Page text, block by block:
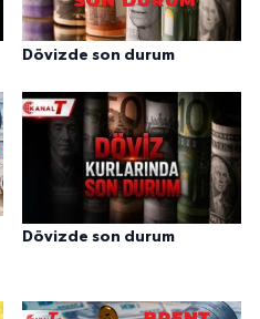
Dövizde son durum
Dövizde son durum